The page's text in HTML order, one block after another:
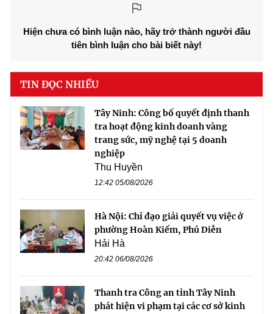
Hiện chưa có bình luận nào, hãy trở thành người đầu
tiên bình luận cho bài biết này!
TIN ĐỌC NHIỀU
Tây Ninh: Công bố quyết định thanh
tra hoạt động kinh doanh vàng
trang sức, mỹ nghệ tại 5 doanh
nghiệp
Thu Huyền
12:42 05/08/2026
Hà Nội: Chỉ đạo giải quyết vụ việc ở
phường Hoàn Kiếm, Phú Diễn
Hải Hà
20:42 06/08/2026
Thanh tra Công an tỉnh Tây Ninh
phát hiện vi phạm tại các cơ sở kinh